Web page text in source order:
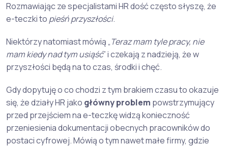
Rozmawiając ze specjalistami HR dość często słyszę, że
e-teczki to pieśń przyszłości.
Niektórzy natomiast mówią „Teraz mam tyle pracy, nie
mam kiedy nad tym usiąść” i czekają z nadzieją, że w
przyszłości będą na to czas, środki i chęć.
Gdy dopytuję o co chodzi z tym brakiem czasu to okazuje
się, że działy HR jako główny problem powstrzymujący
przed przejściem na e-teczkę widzą konieczność
przeniesienia dokumentacji obecnych pracowników do
postaci cyfrowej. Mówią o tym nawet małe firmy, gdzie